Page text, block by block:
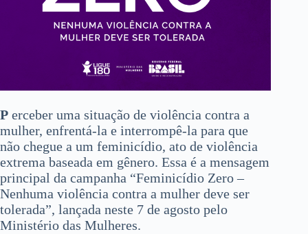
P erceber uma situação de violência contra a
mulher, enfrentá-la e interrompê-la para que
não chegue a um feminicídio, ato de violência
extrema baseada em gênero. Essa é a mensagem
principal da campanha “Feminicídio Zero –
Nenhuma violência contra a mulher deve ser
tolerada”, lançada neste 7 de agosto pelo
Ministério das Mulheres.